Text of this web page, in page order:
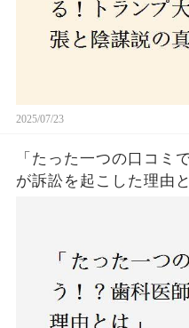
2025/07/23
「たった一つの口コミ
が訴訟を起こした理由と